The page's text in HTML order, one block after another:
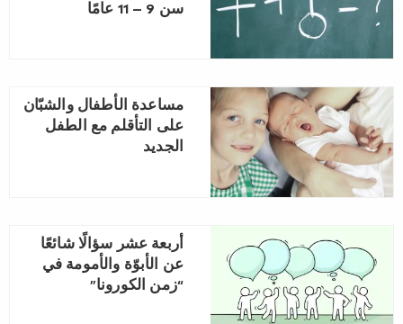
سن ‏9 – 11 عامًا
مساعدة الأطفال والشبّان
على التأقلم مع الطفل
الجديد
أربعة عشر سؤالًا شائعًا
عن الأبوّة والأمومة في
“زمن الكورونا”